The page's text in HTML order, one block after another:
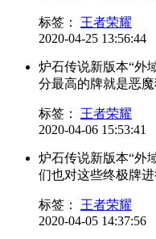
标签：
王者荣耀
2020-04-25 13:56:44
炉石传说新版本“外
分最高的牌就是恶
标签：
王者荣耀
2020-04-06 15:53:41
炉石传说新版本“外
们也对这些终极牌
标签：
王者荣耀
2020-04-05 14:37:56